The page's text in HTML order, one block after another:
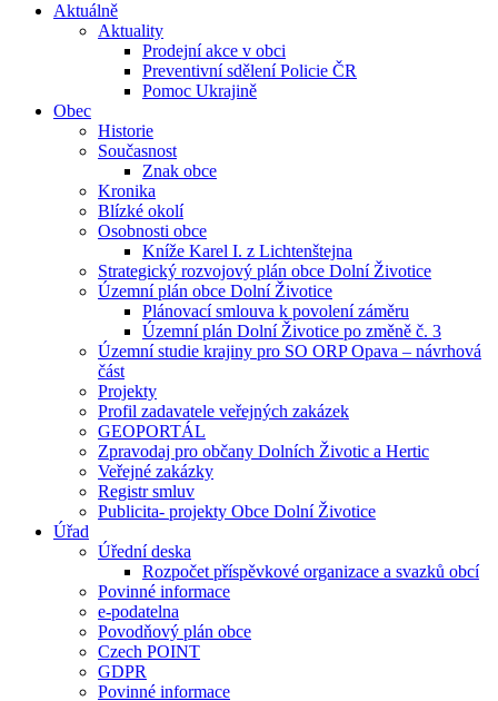
Aktuálně
Aktuality
Prodejní akce v obci
Preventivní sdělení Policie ČR
Pomoc Ukrajině
Obec
Historie
Současnost
Znak obce
Kronika
Blízké okolí
Osobnosti obce
Kníže Karel I. z Lichtenštejna
Strategický rozvojový plán obce Dolní Životice
Územní plán obce Dolní Životice
Plánovací smlouva k povolení záměru
Územní plán Dolní Životice po změně č. 3
Územní studie krajiny pro SO ORP Opava – návrhová
část
Projekty
Profil zadavatele veřejných zakázek
GEOPORTÁL
Zpravodaj pro občany Dolních Životic a Hertic
Veřejné zakázky
Registr smluv
Publicita- projekty Obce Dolní Životice
Úřad
Úřední deska
Rozpočet příspěvkové organizace a svazků obcí
Povinné informace
e-podatelna
Povodňový plán obce
Czech POINT
GDPR
Povinné informace